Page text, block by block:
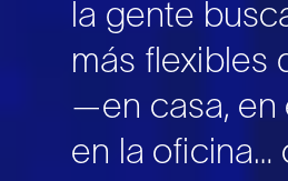
la gente
más flexibles
—en casa, en
en la oficina…